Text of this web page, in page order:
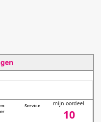
Service
mijn oordeel
10